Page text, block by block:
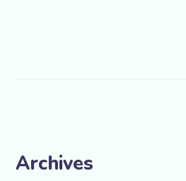
Archives